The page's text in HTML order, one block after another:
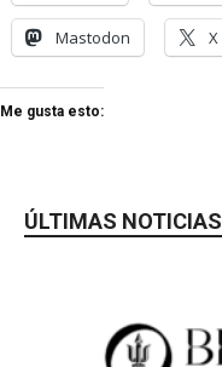
Mastodon X
Me gusta esto:
ÚLTIMAS NOTICIAS